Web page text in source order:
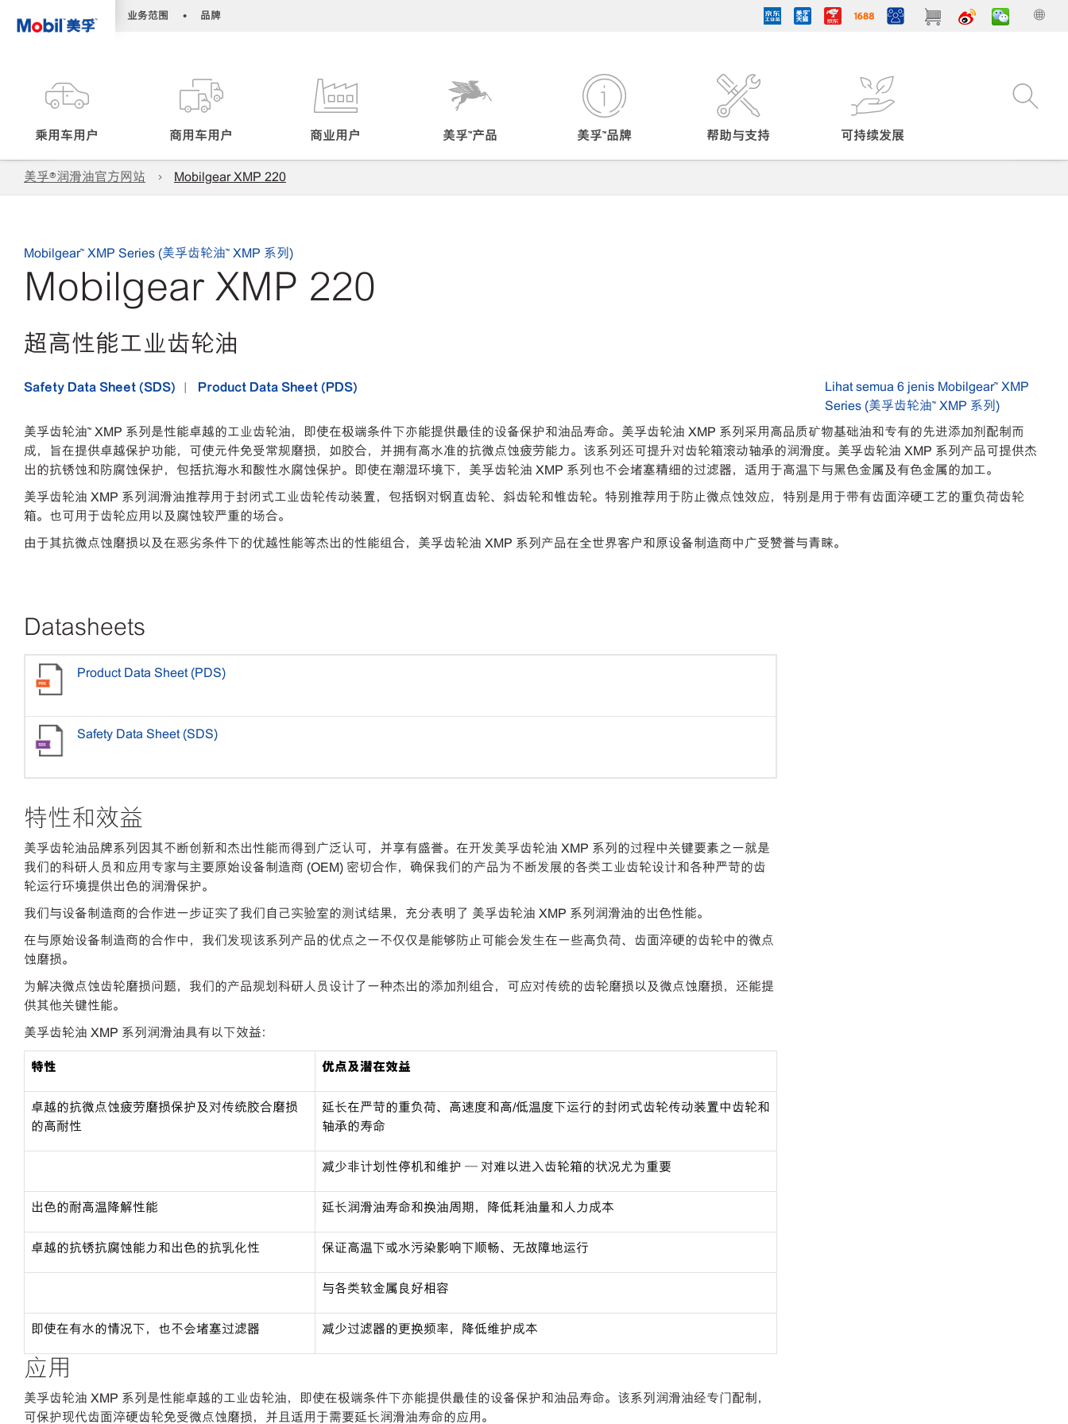
业务范围 • 品牌
乘用车用户 商用车用户 商业用户 美孚™产品 美孚™品牌 帮助与支持 可持续发展
美孚®润滑油官方网站 Mobilgear XMP 220
Mobilgear™ XMP Series (美孚齿轮油™ XMP 系列)
Mobilgear XMP 220
超高性能工业齿轮油
Safety Data Sheet (SDS) Product Data Sheet (PDS)
Lihat semua 6 jenis Mobilgear™ XMP
Series (美孚齿轮油™ XMP 系列)
美孚齿轮油™ XMP 系列是性能卓越的工业齿轮油，即使在极端条件下亦能提供最佳的设备保护和油品寿命。美孚齿轮油 XMP 系列采用高品质矿物基础油和专有的先进添加剂配制而
成，旨在提供卓越保护功能，可使元件免受常规磨损，如胶合，并拥有高水准的抗微点蚀疲劳能力。该系列还可提升对齿轮箱滚动轴承的润滑度。美孚齿轮油 XMP 系列产品可提供杰
出的抗锈蚀和防腐蚀保护，包括抗海水和酸性水腐蚀保护。即使在潮湿环境下，美孚齿轮油 XMP 系列也不会堵塞精细的过滤器，适用于高温下与黑色金属及有色金属的加工。
美孚齿轮油 XMP 系列润滑油推荐用于封闭式工业齿轮传动装置，包括钢对钢直齿轮、斜齿轮和锥齿轮。特别推荐用于防止微点蚀效应，特别是用于带有齿面淬硬工艺的重负荷齿轮
箱。也可用于齿轮应用以及腐蚀较严重的场合。
由于其抗微点蚀磨损以及在恶劣条件下的优越性能等杰出的性能组合，美孚齿轮油 XMP 系列产品在全世界客户和原设备制造商中广受赞誉与青睐。
Datasheets
Product Data Sheet (PDS)
Safety Data Sheet (SDS)
特性和效益
美孚齿轮油品牌系列因其不断创新和杰出性能而得到广泛认可，并享有盛誉。在开发美孚齿轮油 XMP 系列的过程中关键要素之一就是
我们的科研人员和应用专家与主要原始设备制造商 (OEM) 密切合作，确保我们的产品为不断发展的各类工业齿轮设计和各种严苛的齿
轮运行环境提供出色的润滑保护。
我们与设备制造商的合作进一步证实了我们自己实验室的测试结果，充分表明了 美孚齿轮油 XMP 系列润滑油的出色性能。
在与原始设备制造商的合作中，我们发现该系列产品的优点之一不仅仅是能够防止可能会发生在一些高负荷、齿面淬硬的齿轮中的微点
蚀磨损。
为解决微点蚀齿轮磨损问题，我们的产品规划科研人员设计了一种杰出的添加剂组合，可应对传统的齿轮磨损以及微点蚀磨损，还能提
供其他关键性能。
美孚齿轮油 XMP 系列润滑油具有以下效益：
特性 优点及潜在效益
卓越的抗微点蚀疲劳磨损保护及对传统胶合磨损
的高耐性
延长在严苛的重负荷、高速度和高/低温度下运行的封闭式齿轮传动装置中齿轮和
轴承的寿命
减少非计划性停机和维护 — 对难以进入齿轮箱的状况尤为重要
出色的耐高温降解性能 延长润滑油寿命和换油周期，降低耗油量和人力成本
卓越的抗锈抗腐蚀能力和出色的抗乳化性 保证高温下或水污染影响下顺畅、无故障地运行
与各类软金属良好相容
即使在有水的情况下，也不会堵塞过滤器 减少过滤器的更换频率，降低维护成本
应用
美孚齿轮油 XMP 系列是性能卓越的工业齿轮油，即使在极端条件下亦能提供最佳的设备保护和油品寿命。该系列润滑油经专门配制，
可保护现代齿面淬硬齿轮免受微点蚀磨损，并且适用于需要延长润滑油寿命的应用。